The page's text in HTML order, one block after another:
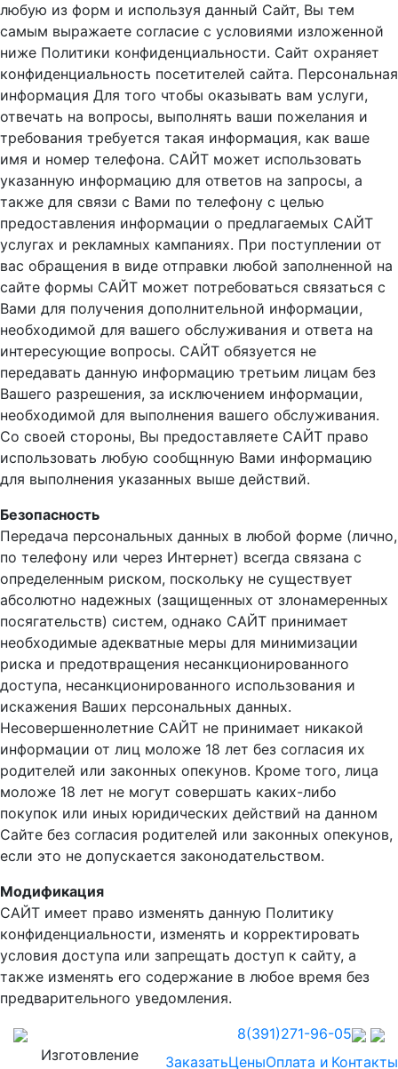
любую из форм и используя данный Сайт, Вы тем
самым выражаете согласие с условиями изложенной
ниже Политики конфиденциальности. Сайт охраняет
конфиденциальность посетителей сайта. Персональная
информация Для того чтобы оказывать вам услуги,
отвечать на вопросы, выполнять ваши пожелания и
требования требуется такая информация, как ваше
имя и номер телефона. САЙТ может использовать
указанную информацию для ответов на запросы, а
также для связи с Вами по телефону с целью
предоставления информации о предлагаемых САЙТ
услугах и рекламных кампаниях. При поступлении от
вас обращения в виде отправки любой заполненной на
сайте формы САЙТ может потребоваться связаться с
Вами для получения дополнительной информации,
необходимой для вашего обслуживания и ответа на
интересующие вопросы. САЙТ обязуется не
передавать данную информацию третьим лицам без
Вашего разрешения, за исключением информации,
необходимой для выполнения вашего обслуживания.
Со своей стороны, Вы предоставляете САЙТ право
использовать любую сообщнную Вами информацию
для выполнения указанных выше действий.
Безопасность
Передача персональных данных в любой форме (лично,
по телефону или через Интернет) всегда связана с
определенным риском, поскольку не существует
абсолютно надежных (защищенных от злонамеренных
посягательств) систем, однако САЙТ принимает
необходимые адекватные меры для минимизации
риска и предотвращения несанкционированного
доступа, несанкционированного использования и
искажения Ваших персональных данных.
Несовершеннолетние САЙТ не принимает никакой
информации от лиц моложе 18 лет без согласия их
родителей или законных опекунов. Кроме того, лица
моложе 18 лет не могут совершать каких-либо
покупок или иных юридических действий на данном
Сайте без согласия родителей или законных опекунов,
если это не допускается законодательством.
Модификация
САЙТ имеет право изменять данную Политику
конфиденциальности, изменять и корректировать
условия доступа или запрещать доступ к сайту, а
также изменять его содержание в любое время без
предварительного уведомления.
8(391)271-96-05
Изготовление
ЗаказатьЦеныОплата и Контакты